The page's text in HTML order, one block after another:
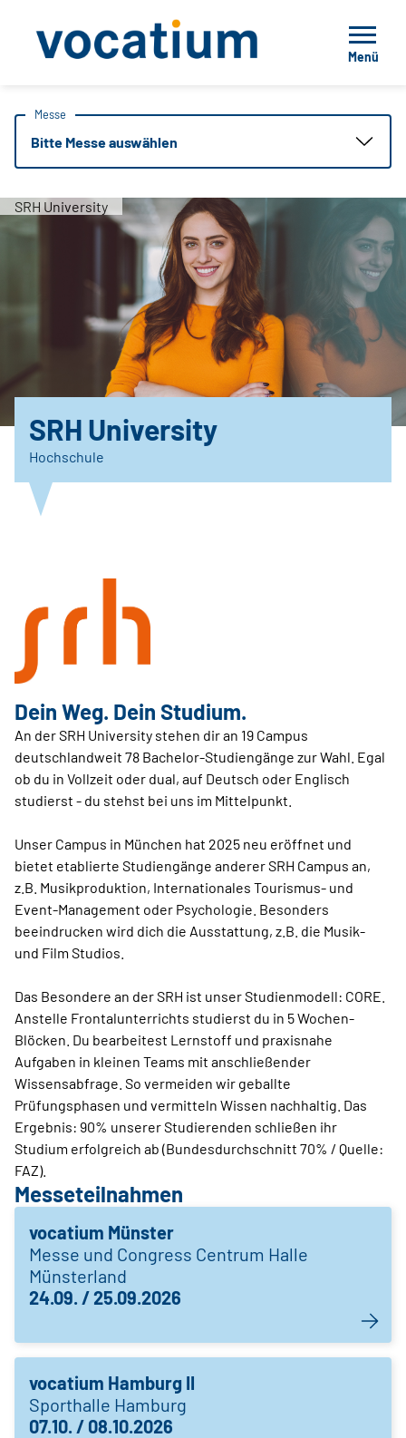
Menü
Messe
Bitte Messe auswählen
SRH University
SRH University
Hochschule
Dein Weg. Dein Studium.
An der SRH University stehen dir an 19 Campus
deutschlandweit 78 Bachelor-Studiengänge zur Wahl. Egal
ob du in Vollzeit oder dual, auf Deutsch oder Englisch
studierst - du stehst bei uns im Mittelpunkt.
Unser Campus in München hat 2025 neu eröffnet und
bietet etablierte Studiengänge anderer SRH Campus an,
z.B. Musikproduktion, Internationales Tourismus- und
Event-Management oder Psychologie. Besonders
beeindrucken wird dich die Ausstattung, z.B. die Musik-
und Film Studios.
Das Besondere an der SRH ist unser Studienmodell: CORE.
Anstelle Frontalunterrichts studierst du in 5 Wochen-
Blöcken. Du bearbeitest Lernstoff und praxisnahe
Aufgaben in kleinen Teams mit anschließender
Wissensabfrage. So vermeiden wir geballte
Prüfungsphasen und vermitteln Wissen nachhaltig. Das
Ergebnis: 90% unserer Studierenden schließen ihr
Studium erfolgreich ab (Bundesdurchschnitt 70% / Quelle:
FAZ).
Messeteilnahmen
vocatium Münster
Messe und Congress Centrum Halle
Münsterland
24.09. / 25.09.2026
vocatium Hamburg II
Sporthalle Hamburg
07.10. / 08.10.2026